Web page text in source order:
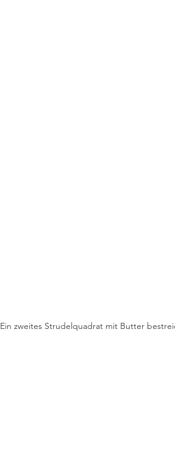
Ein zweites Strudelquadrat mit Butter